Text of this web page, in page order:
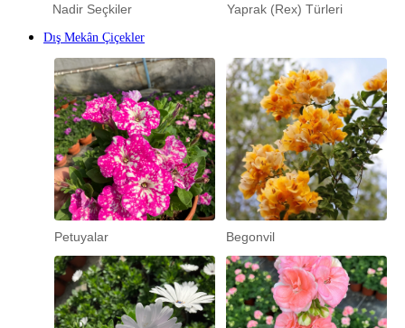
Nadir Seçkiler Yaprak (Rex) Türleri
Dış Mekân Çiçekler
Petuyalar Begonvil